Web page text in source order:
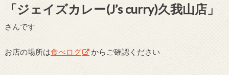
「ジェイズカレー(J’s curry)久我山店」
さんです
お店の場所は食べログ からご確認ください